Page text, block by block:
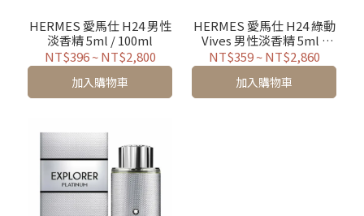
HERMES 愛馬仕 H24 男性
淡香精 5ml / 100ml
NT$396~NT$2,800
加入購物車
HERMES 愛馬仕 H24 綠動
Vives 男性淡香精 5ml /
50ml / 100ml / TESTER /
禮盒
NT$359~NT$2,860
加入購物車